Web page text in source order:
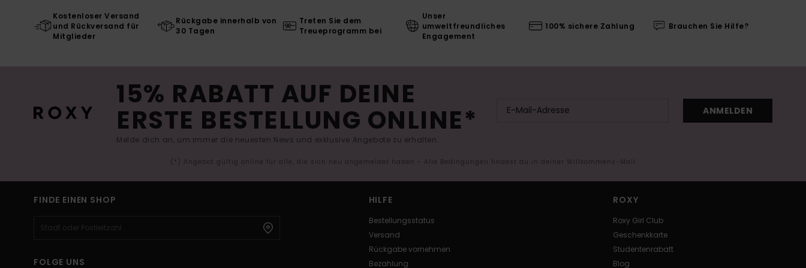
Kostenloser Versand
und Rückversand für
Mitglieder
Rückgabe innerhalb von
30 Tagen
Treten Sie dem
Treueprogramm bei
Unser
umweltfreundliches
Engagement
100% sichere Zahlung Brauchen Sie Hilfe?
15% RABATT AUF DEINE
ERSTE BESTELLUNG ONLINE*
Melde dich an, um immer die neuesten News und exklusive Angebote zu erhalten.
ANMELDEN
(*) Angebot gültig online für alle, die sich neu angemeldet haben - Alle Bedingungen findest du in deiner Willkommens-Mail
FINDE EINEN SHOP
FOLGE UNS
HILFE
Bestellungsstatus
Versand
Rückgabe vornehmen
Bezahlung
ROXY
Roxy Girl Club
Geschenkkarte
Studentenrabatt
Blog